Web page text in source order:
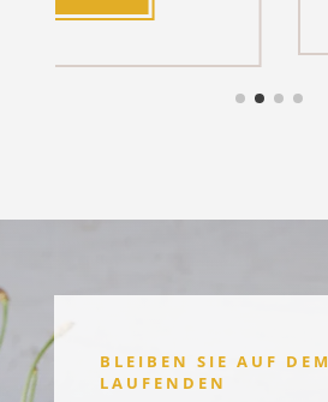
BLEIBEN SIE AUF DEM
LAUFENDEN